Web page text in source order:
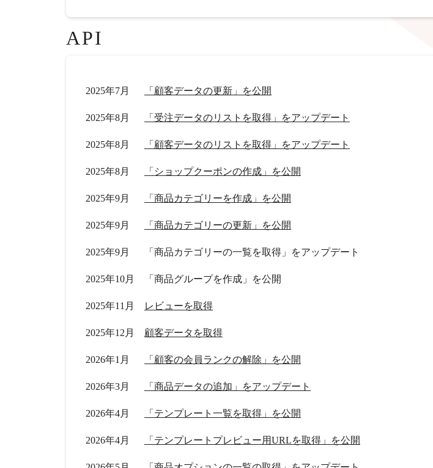
API
2025年7月 「顧客データの更新」を公開
2025年8月 「受注データのリストを取得」をアップデート
2025年8月 「顧客データのリストを取得」をアップデート
2025年8月 「ショップクーポンの作成」を公開
2025年9月 「商品カテゴリーを作成」を公開
2025年9月 「商品カテゴリーの更新」を公開
2025年9月 「商品カテゴリーの一覧を取得」をアップデート
2025年10月 「商品グループを作成」を公開
2025年11月 レビューを取得
2025年12月 顧客データを取得
2026年1月 「顧客の会員ランクの解除」を公開
2026年3月 「商品データの追加」をアップデート
2026年4月 「テンプレート一覧を取得」を公開
2026年4月 「テンプレートプレビュー用URLを取得」を公開